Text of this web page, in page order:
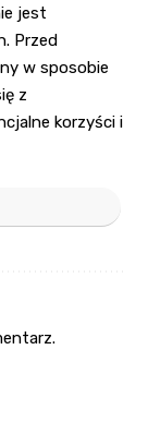
jest
Przed
w sposobie
z
korzyści i